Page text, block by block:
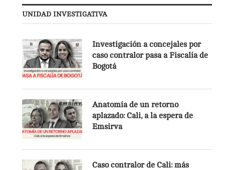
UNIDAD INVESTIGATIVA
Investigación a concejales por
caso contralor pasa a Fiscalía de
Bogotá
Anatomía de un retorno
aplazado: Cali, a la espera de
Emsirva
Caso contralor de Cali: más